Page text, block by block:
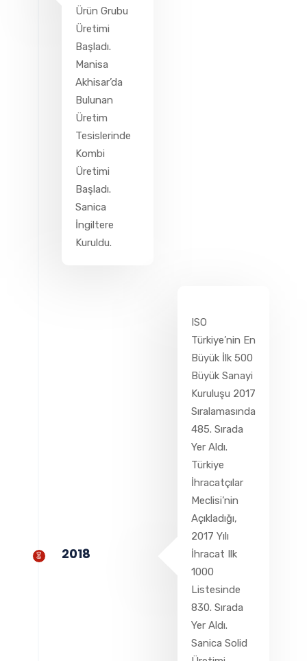
Ürün Grubu
Üretimi
Başladı.
Manisa
Akhisar’da
Bulunan
Üretim
Tesislerinde
Kombi
Üretimi
Başladı.
Sanica
İngiltere
Kuruldu.
ISO
Türkiye’nin En
Büyük İlk 500
Büyük Sanayi
Kuruluşu 2017
Sıralamasında
485. Sırada
Yer Aldı.
Türkiye
İhracatçılar
Meclisi’nin
Açıkladığı,
2017 Yılı
İhracat Ilk
1000
Listesinde
830. Sırada
Yer Aldı.
Sanica Solid
2018